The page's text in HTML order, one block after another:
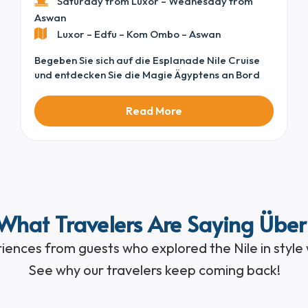
Aswan
Luxor – Edfu – Kom Ombo – Aswan
Begeben Sie sich auf die Esplanade Nile Cruise
und entdecken Sie die Magie Ägyptens an Bord
Komfort, Eleganz und aufmerksamer Service
jeden Moment prägen. Von wunderschön
bietet die perfekte Mischung aus kultureller
Entdeckung und ruhigem Flusserleben.
Read More
Travelers Are Saying Über
from guests who explored the Nile in style
See why our travelers keep coming back!